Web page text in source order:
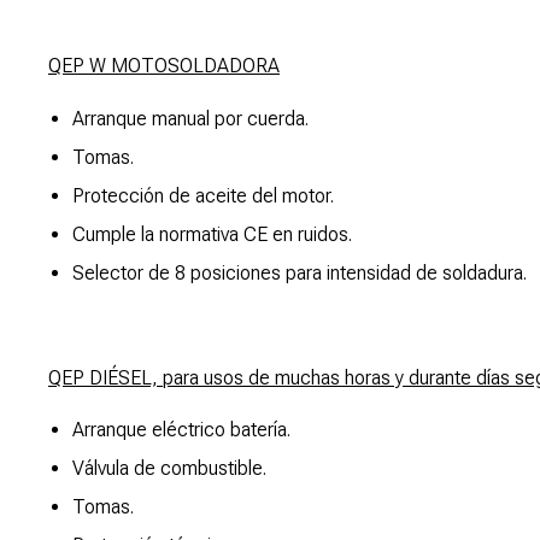
QEP W MOTOSOLDADORA
Arranque manual por cuerda.
Tomas.
Protección de aceite del motor.
Cumple la normativa CE en ruidos.
Selector de 8 posiciones para intensidad de soldadura.
QEP DIÉSEL, para usos de muchas horas y durante días
Arranque eléctrico batería.
Válvula de combustible.
Tomas.